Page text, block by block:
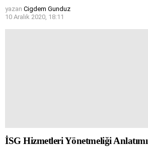
yazan Cigdem Gunduz
10 Aralık 2020, 18:11
İSG Hizmetleri Yönetmeliği Anlatımı